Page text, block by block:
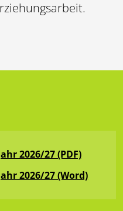
2026/27 (PDF)
2026/27 (Word)